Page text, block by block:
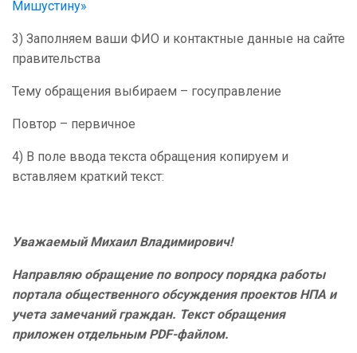
Мишустину»
3) Заполняем ваши ФИО и контактные данные на сайте
правительства
Тему обращения выбираем – госуправление
Повтор – первичное
4) В поле ввода текста обращения копируем и
вставляем краткий текст:
Уважаемый Михаил Владимирович!
Направляю обращение по вопросу порядка работы
портала общественного обсуждения проектов НПА и
учета замечаний граждан. Текст обращения
приложен отдельным PDF-файлом.